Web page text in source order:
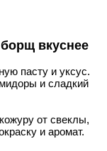
вкуснее
пасту и уксус.
и сладкий
от свеклы,
и аромат.